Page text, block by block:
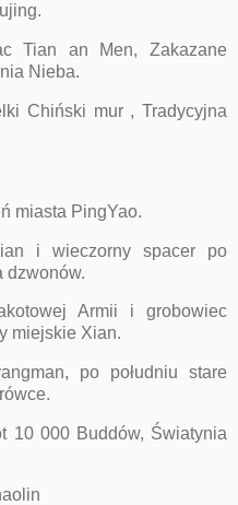
Tian an Men, Zakazane
Nieba.
Chiński mur , Tradycyjna
miasta PingYao.
i wieczorny spacer po
dzwonów.
Armii i grobowiec
miejskie Xian.
po południu stare
10 000 Buddów, Światynia